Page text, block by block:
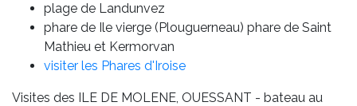
plage de Landunvez
phare de Ile vierge (Plouguerneau) phare de Saint
Mathieu et Kermorvan
visiter les Phares d'Iroise
Visites des ILE DE MOLENE, OUESSANT - bateau au